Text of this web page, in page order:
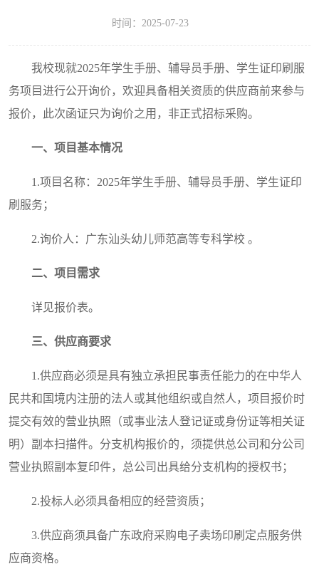
时间：2025-07-23
我校现就2025年学生手册、辅导员手册、学生证印刷服
务项目进行公开询价，欢迎具备相关资质的供应商前来参与
报价，此次函证只为询价之用，非正式招标采购。
一、项目基本情况
1.项目名称：2025年学生手册、辅导员手册、学生证印
刷服务；
2.询价人：广东汕头幼儿师范高等专科学校 。
二、 项目 需求
详见报价表。
三、 供应商要求
1.供应商必须是具有独立承担民事责任能力的在中华人
民共和国境内注册的法人或其他组织或自然人，项目报价时
提交有效的营业执照（或事业法人登记证或身份证等相关证
明）副本扫描件。分支机构报价的，须提供总公司和分公司
营业执照副本复印件，总公司出具给分支机构的授权书；
2.投标人必须具备相应的经营资质；
3.供应商须具备广东政府采购电子卖场印刷定点服务供
应商资格。